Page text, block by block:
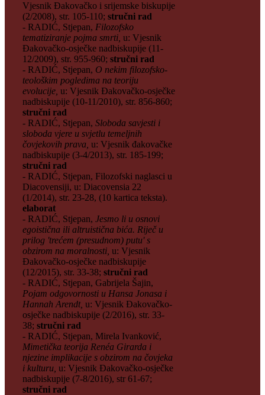
Vjesnik Đakovačko i srijemske biskupije
(2/2008), str. 105-110; stručni rad
- RADIĆ, Stjepan, Filozofsko
tematiziranje pojma smrti, u: Vjesnik
Đakovačko-osječke nadbiskupije (11-
12/2009), str. 955-960; stručni rad
- RADIĆ, Stjepan, O nekim filozofsko-
teološkim pogledima na teoriju
evolucije, u: Vjesnik Đakovačko-osječke
nadbiskupije (10-11/2010), str. 856-860;
stručni rad
- RADIĆ, Stjepan, Sloboda savjesti i
sloboda vjere u svjetlu temeljnih
čovjekovih prava, u: Vjesnik đakovačke
nadbiskupije (3-4/2013), str. 185-199;
stručni rad
- RADIĆ, Stjepan, Filozofski naglasci u
Diacovensiji, u: Diacovensia 22
(1/2014), str. 23-28, (10 kartica teksta).
elaborat
- RADIĆ, Stjepan, Jesmo li u osnovi
egoistična ili altruistična bića. Riječ u
prilog 'trećem (presudnom) putu' s
obzirom na moralnosti, u: Vjesnik
Đakovačko-osječke nadbiskupije
(12/2015), str. 33-38; stručni rad
- RADIĆ, Stjepan, Gabrijela Šajin,
Pojam odgovornosti u Hansa Jonasa i
Hannah Arendt, u: Vjesnik Đakovačko-
osječke nadbiskupije (2/2016), str. 33-
38; stručni rad
- RADIĆ, Stjepan, Mirela Ivanković,
Mimetička teorija Renéa Girarda i
njezine implikacije s obzirom na čovjeka
i kulturu, u: Vjesnik Đakovačko-osječke
nadbiskupije (7-8/2016), str 61-67;
stručni rad